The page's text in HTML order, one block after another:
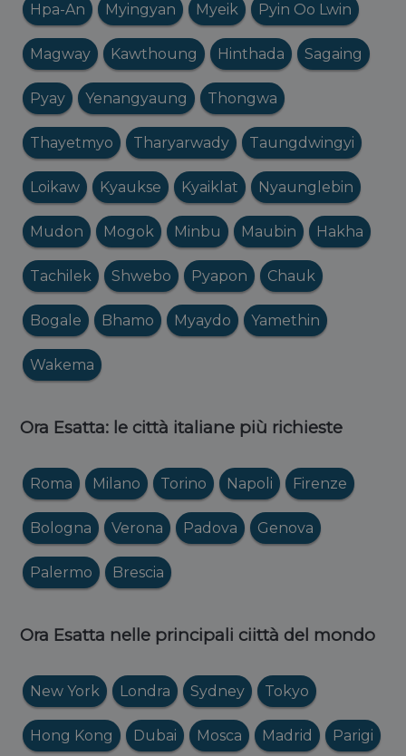
Hpa-An Myingyan Myeik Pyin Oo Lwin
Magway Kawthoung Hinthada Sagaing
Pyay Yenangyaung Thongwa
Thayetmyo Tharyarwady Taungdwingyi
Loikaw Kyaukse Kyaiklat Nyaunglebin
Mudon Mogok Minbu Maubin Hakha
Tachilek Shwebo Pyapon Chauk
Bogale Bhamo Myaydo Yamethin
Wakema
Ora Esatta: le città italiane più richieste
Roma Milano Torino Napoli Firenze
Bologna Verona Padova Genova
Palermo Brescia
Ora Esatta nelle principali ciittà del mondo
New York Londra Sydney Tokyo
Hong Kong Dubai Mosca Madrid Parigi